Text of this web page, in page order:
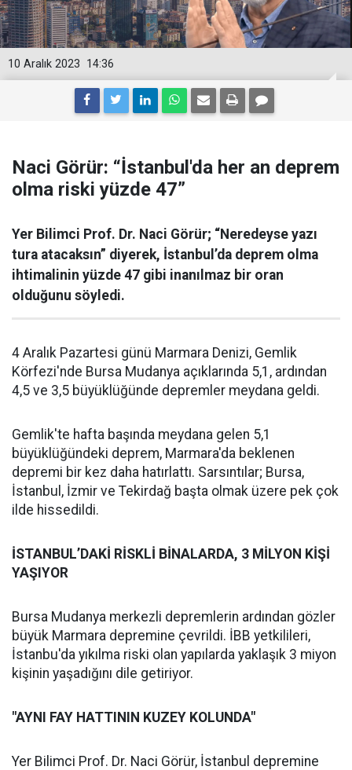
14:36
10 Aralık 2023
Naci Görür: “İstanbul'da her an deprem
olma riski yüzde 47”
Yer Bilimci Prof. Dr. Naci Görür; “Neredeyse yazı
tura atacaksın” diyerek, İstanbul’da deprem olma
ihtimalinin yüzde 47 gibi inanılmaz bir oran
olduğunu söyledi.
4 Aralık Pazartesi günü Marmara Denizi, Gemlik
Körfezi'nde Bursa Mudanya açıklarında 5,1, ardından
4,5 ve 3,5 büyüklüğünde depremler meydana geldi.
Gemlik'te hafta başında meydana gelen 5,1
büyüklüğündeki deprem, Marmara'da beklenen
depremi bir kez daha hatırlattı. Sarsıntılar; Bursa,
İstanbul, İzmir ve Tekirdağ başta olmak üzere pek çok
ilde hissedildi.
İSTANBUL’DAKİ RİSKLİ BİNALARDA, 3 MİLYON KİŞİ
YAŞIYOR
Bursa Mudanya merkezli depremlerin ardından gözler
büyük Marmara depremine çevrildi. İBB yetkilileri,
İstanbu'da yıkılma riski olan yapılarda yaklaşık 3 miyon
kişinin yaşadığını dile getiriyor.
"AYNI FAY HATTININ KUZEY KOLUNDA"
Yer Bilimci Prof. Dr. Naci Görür, İstanbul depremine